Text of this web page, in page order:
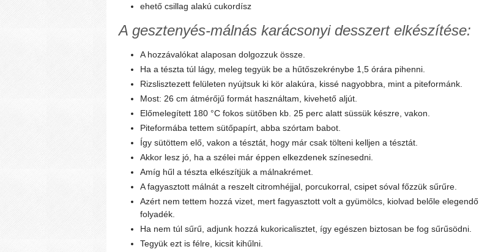
ehető csillag alakú cukordísz
A gesztenyés-málnás karácsonyi desszert elkészítése:
A hozzávalókat alaposan dolgozzuk össze.
Ha a tészta túl lágy, meleg tegyük be a hűtőszekrénybe 1,5 órára pihenni.
Rizslisztezett felületen nyújtsuk ki kör alakúra, kissé nagyobbra, mint a piteformánk.
Most: 26 cm átmérőjű formát használtam, kivehető aljút.
Előmelegített 180 °C fokos sütőben kb. 25 perc alatt süssük készre, vakon.
Piteformába tettem sütőpapírt, abba szórtam babot.
Így sütöttem elő, vakon a tésztát, hogy már csak tölteni kelljen a tésztát.
Akkor lesz jó, ha a szélei már éppen elkezdenek színesedni.
Amíg hűl a tészta elkészítjük a málnakrémet.
A fagyasztott málnát a reszelt citromhéjjal, porcukorral, csipet sóval főzzük sűrűre.
Azért nem tettem hozzá vizet, mert fagyasztott volt a gyümölcs, kiolvad belőle elegendő
folyadék.
Ha nem túl sűrű, adjunk hozzá kukoricalisztet, így egészen biztosan be fog sűrűsödni.
Tegyük ezt is félre, kicsit kihűlni.